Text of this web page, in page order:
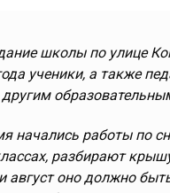
школы по улице
ученики, а также
начались работы по
разбирают
август оно должно